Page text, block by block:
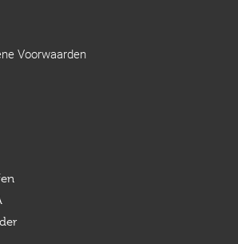
Voorwaarden